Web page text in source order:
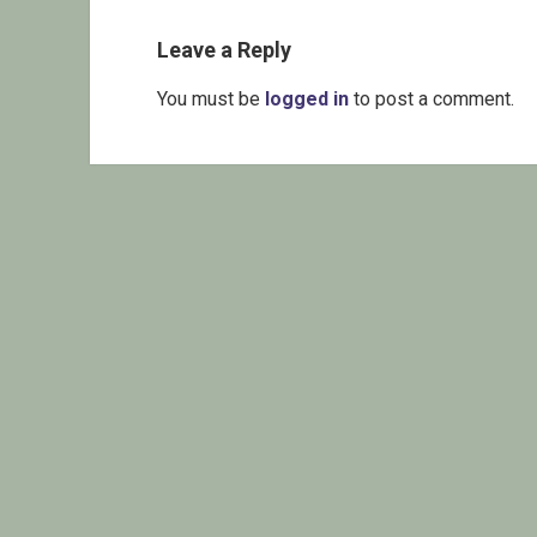
Leave a Reply
You must be logged into post a comment.